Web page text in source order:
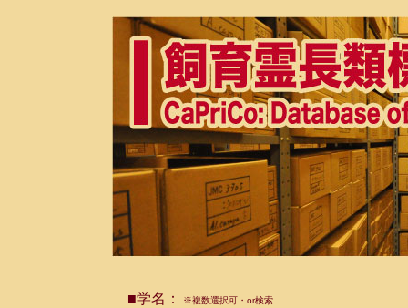
■学名： ※複数選択可・or検索